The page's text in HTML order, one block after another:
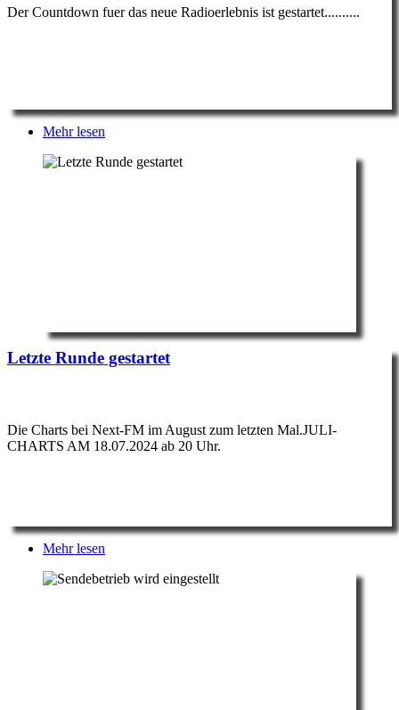
Der Countdown fuer das neue Radioerlebnis ist gestartet..........
Mehr lesen
Letzte Runde gestartet
Die Charts bei Next-FM im August zum letzten Mal.JULI-
CHARTS AM 18.07.2024 ab 20 Uhr.
Mehr lesen